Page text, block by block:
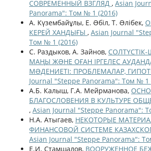
СОВРЕМЕННЫЙ ВЗГЛЯД , Asian
Panorama": Том № 1 (2016)
А. Күзембайұлы, Е. Əбіл, Т. Əлібек,
КЕРЕЙ ХАНДЫҒЫ , Asian Journal
Том № 1 (2016)
С. Раздыков, А. Зайнов,
МАҢЫ ЖƏНЕ ОҒАН ІРГЕЛЕС
МƏДЕНИЕТІ: ПРОБЛЕМАЛАР,
Journal "Steppe Panorama": Том № 1
А.Б. Калыш, Г.А. Мейрманова,
БЛАГОСЛОВЕНИЯ В КУЛЬТУРЕ
, Asian Journal "Steppe Panorama":
Н.А. Атыгаев, НЕКОТОРЫЕ
ФИНАНСОВОЙ СИСТЕМЕ
Asian Journal "Steppe Panorama":
Е.И. Стамшалов, ВООРУЖЕННОЕ